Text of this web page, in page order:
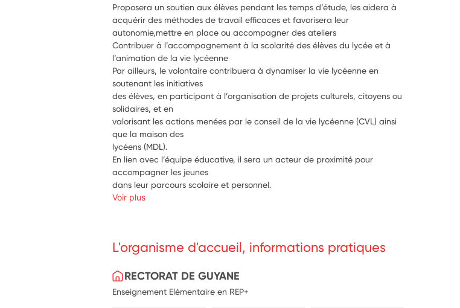
Proposera un soutien aux élèves pendant les temps d’étude, les aidera à
acquérir des méthodes de travail efficaces et favorisera leur
Contribuer à l’accompagnement à la scolarité des élèves du lycée et à
l’animation de la vie lycéenne
Par ailleurs, le volontaire contribuera à dynamiser la vie lycéenne en
soutenant les initiatives
des élèves, en participant à l’organisation de projets culturels, citoyens ou
solidaires, et en
valorisant les actions menées par le conseil de la vie lycéenne (CVL) ainsi
que la maison des
lycéens (MDL).
En lien avec l’équipe éducative, il sera un acteur de proximité pour
accompagner les jeunes
dans leur parcours scolaire et personnel.
Voir plus
L'organisme d'accueil, informations pratiques
RECTORAT DE GUYANE
Enseignement Elémentaire en REP+